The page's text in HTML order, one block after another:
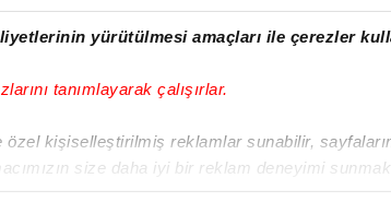
yürütülmesi amaçları ile çerezler
tanımlayarak çalışırlar.
kişiselleştirilmiş reklamlar sunabilir,
size daha iyi bir reklam deneyimi